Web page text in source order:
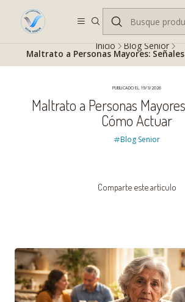
Despacho gratis en RM desde $100.000.
Inicio Blog Senior
Maltrato a Personas Mayores:
PUBLICADO EL 19/3/2026
Maltrato a Personas
Cómo Actuar
Blog Senior
Comparte este artículo